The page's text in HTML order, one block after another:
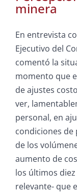
minera
En entrevista
Ejecutivo del
comentó la
momento que
de ajustes
ver,
personal, en
condiciones de
de los
aumento de
los últimos
relevante- que